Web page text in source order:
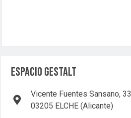
ESPACIO GESTALT
Vicente Fuentes Sansano, 33
03205 ELCHE (Alicante)